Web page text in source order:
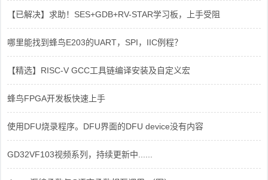
【已解决】求助！SES+GDB+RV-STAR学习板，上手受阻
哪里能找到蜂鸟E203的UART，SPI，IIC例程？
【精选】RISC-V GCC工具链编译安装及自定义宏
蜂鸟FPGA开发板快速上手
使用DFU烧录程序。DFU界面的DFU device没有内容
GD32VF103视频系列，持续更新中......